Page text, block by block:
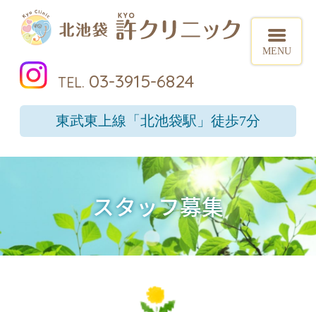
北
03-3915-6824
東武東上線 「北池袋駅」徒歩7分
スタッフ募集